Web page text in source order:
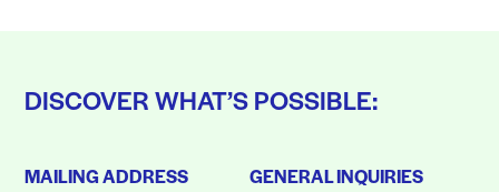
DISCOVER WHAT’S POSSIBLE:
MAILING ADDRESS GENERAL INQUIRIES